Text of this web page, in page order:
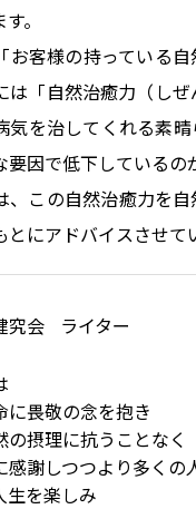
。
お客様の持っている
は「自然治癒力（し
気を治してくれる素
因で低下しているの
、この自然治癒力を
にアドバイスさせて
究会 ライター
に畏敬の念を抱き
の摂理に抗うことなく
感謝しつつより多くの
生を楽しみ